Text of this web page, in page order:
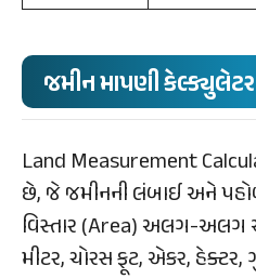
જમીન માપણી
Land Measurement
છે, જે જમીનની લંબાઈ અને
વિસ્તાર (Area) અલગ-અલગ
મીટર, ચોરસ ફૂટ, એકર,